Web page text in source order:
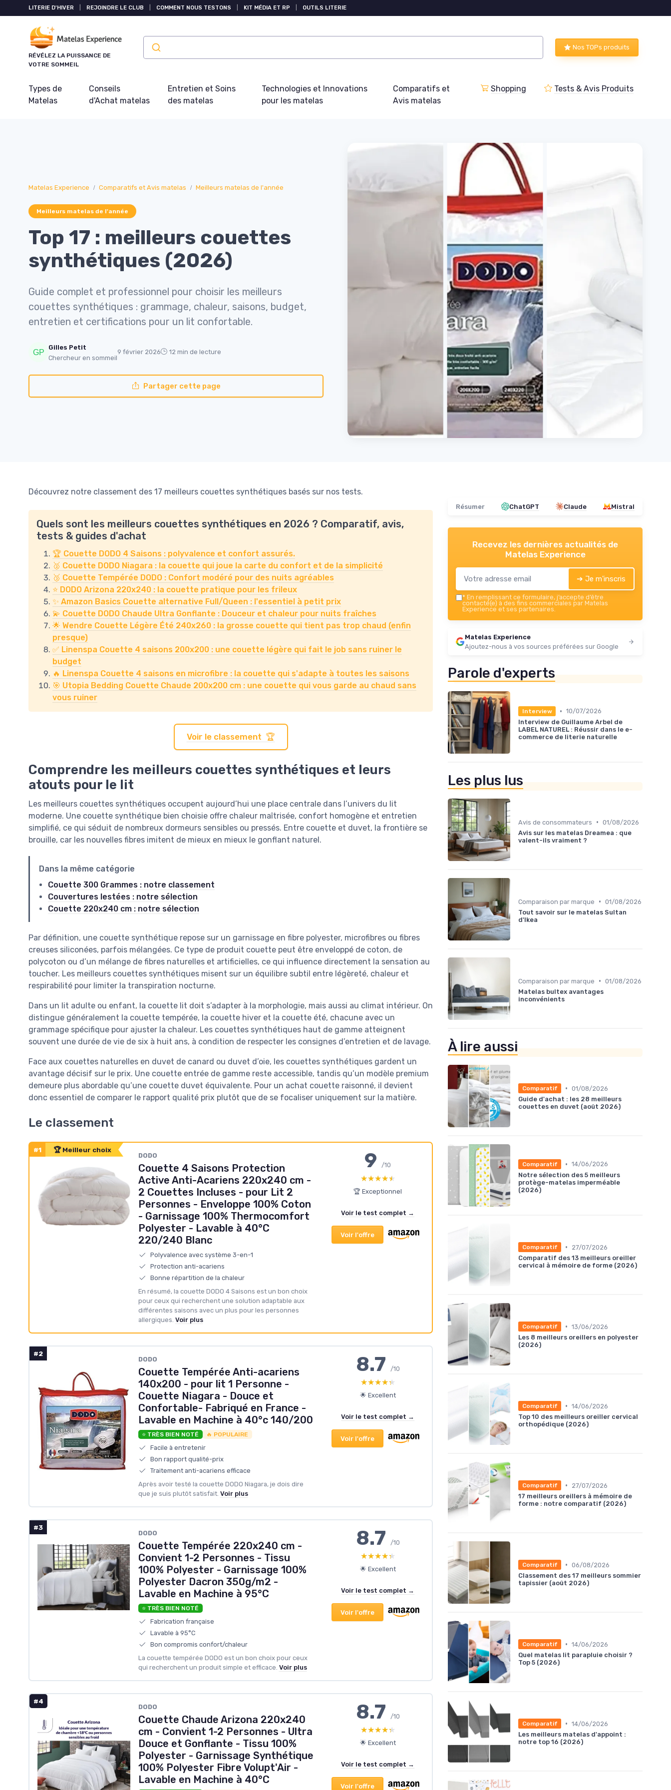
LITERIE D'HIVER REJOINDRE LE CLUB COMMENT NOUS TESTONS KIT MÉDIA ET RP OUTILS LITERIE
RÉVÉLEZ LA PUISSANCE DE
VOTRE SOMMEIL
Nos TOPs produits
Types de
Matelas
Conseils
d'Achat matelas
Entretien et Soins
des matelas
Technologies et Innovations
pour les matelas
Comparatifs et
Avis matelas
Shopping Tests & Avis Produits
Matelas Experience Comparatifs et Avis matelas Meilleurs matelas de l'année
Meilleurs matelas de l'année
Top 17 : meilleurs couettes
synthétiques (2026)
Guide complet et professionnel pour choisir les meilleurs
couettes synthétiques : grammage, chaleur, saisons, budget,
entretien et certifications pour un lit confortable.
Gilles Petit
Chercheur en sommeil
9 février 2026 12 min de lecture
Partager cette page
Découvrez notre classement des 17 meilleurs couettes synthétiques basés sur nos tests.
Quels sont les meilleurs couettes synthétiques en 2026 ? Comparatif, avis,
tests & guides d'achat
🏆 Couette DODO 4 Saisons : polyvalence et confort assurés.
🥈 Couette DODO Niagara : la couette qui joue la carte du confort et de la simplicité
🥉 Couette Tempérée DODO : Confort modéré pour des nuits agréables
⭐ DODO Arizona 220x240 : la couette pratique pour les frileux
✨ Amazon Basics Couette alternative Full/Queen : l'essentiel à petit prix
💫 Couette DODO Chaude Ultra Gonflante : Douceur et chaleur pour nuits fraîches
🌟 Wendre Couette Légère Été 240x260 : la grosse couette qui tient pas trop chaud (enfin
presque)
✅ Linenspa Couette 4 saisons 200x200 : une couette légère qui fait le job sans ruiner le
budget
🔥 Linenspa Couette 4 saisons en microfibre : la couette qui s'adapte à toutes les saisons
🎯 Utopia Bedding Couette Chaude 200x200 cm : une couette qui vous garde au chaud sans
vous ruiner
Voir le classement 🏆
Comprendre les meilleurs couettes synthétiques et leurs
atouts pour le lit
Les meilleurs couettes synthétiques occupent aujourd’hui une place centrale dans l’univers du lit
moderne. Une couette synthétique bien choisie offre chaleur maîtrisée, confort homogène et entretien
simplifié, ce qui séduit de nombreux dormeurs sensibles ou pressés. Entre couette et duvet, la frontière se
brouille, car les nouvelles fibres imitent de mieux en mieux le gonflant naturel.
Dans la même catégorie
Couette 300 Grammes : notre classement
Couvertures lestées : notre sélection
Couette 220x240 cm : notre sélection
Par définition, une couette synthétique repose sur un garnissage en fibre polyester, microfibres ou fibres
creuses siliconées, parfois mélangées. Ce type de produit couette peut être enveloppé de coton, de
polycoton ou d’un mélange de fibres naturelles et artificielles, ce qui influence directement la sensation au
toucher. Les meilleurs couettes synthétiques misent sur un équilibre subtil entre légèreté, chaleur et
respirabilité pour limiter la transpiration nocturne.
Dans un lit adulte ou enfant, la couette lit doit s’adapter à la morphologie, mais aussi au climat intérieur. On
distingue généralement la couette tempérée, la couette hiver et la couette été, chacune avec un
grammage spécifique pour ajuster la chaleur. Les couettes synthétiques haut de gamme atteignent
souvent une durée de vie de six à huit ans, à condition de respecter les consignes d’entretien et de lavage.
Face aux couettes naturelles en duvet de canard ou duvet d’oie, les couettes synthétiques gardent un
avantage décisif sur le prix. Une couette entrée de gamme reste accessible, tandis qu’un modèle premium
demeure plus abordable qu’une couette duvet équivalente. Pour un achat couette raisonné, il devient
donc essentiel de comparer le rapport qualité prix plutôt que de se focaliser uniquement sur la matière.
Le classement
#1 🏆 Meilleur choix
‎DODO
Couette 4 Saisons Protection
Active Anti-Acariens 220x240 cm -
2 Couettes Incluses - pour Lit 2
Personnes - Enveloppe 100% Coton
- Garnissage 100% Thermocomfort
Polyester - Lavable à 40°C
220/240 Blanc
Polyvalence avec système 3-en-1
Protection anti-acariens
Bonne répartition de la chaleur
En résumé, la couette DODO 4 Saisons est un bon choix
pour ceux qui recherchent une solution adaptable aux
différentes saisons avec un plus pour les personnes
allergiques. Voir plus
9/10
★★★★★
★★★★★
🏆 Exceptionnel
Voir le test complet →
Voir l'offre
#2
DODO
Couette Tempérée Anti-acariens
140x200 - pour lit 1 Personne -
Couette Niagara - Douce et
Confortable- Fabriqué en France -
Lavable en Machine à 40°c 140/200
⭐ TRÈS BIEN NOTÉ 🔥 POPULAIRE
Facile à entretenir
Bon rapport qualité-prix
Traitement anti-acariens efficace
Après avoir testé la couette DODO Niagara, je dois dire
que je suis plutôt satisfait. Voir plus
8.7 /10
★★★★★
★★★★★
🌟 Excellent
Voir le test complet →
Voir l'offre
#3
‎DODO
Couette Tempérée 220x240 cm -
Convient 1-2 Personnes - Tissu
100% Polyester - Garnissage 100%
Polyester Dacron 350g/m2 -
Lavable en Machine à 95°C
⭐ TRÈS BIEN NOTÉ
Fabrication française
Lavable à 95°C
Bon compromis confort/chaleur
La couette tempérée DODO est un bon choix pour ceux
qui recherchent un produit simple et efficace. Voir plus
8.7 /10
★★★★★
★★★★★
🌟 Excellent
Voir le test complet →
Voir l'offre
#4
DODO
Couette Chaude Arizona 220x240
cm - Convient 1-2 Personnes - Ultra
Douce et Gonflante - Tissu 100%
Polyester - Garnissage Synthétique
100% Polyester Fibre Volupt'Air -
Lavable en Machine à 40°C
8.7 /10
★★★★★
★★★★★
🌟 Excellent
Voir le test complet →
Voir l'offre
Résumer ChatGPT Claude Mistral
Recevez les dernières actualités de
Matelas Experience
➔ Je m'inscris
* En remplissant ce formulaire, j’accepte d’être
contacté(e) à des fins commerciales par Matelas
Experience et ses partenaires.
Matelas Experience
Ajoutez-nous à vos sources préférées sur Google
Parole d'experts
Interview • 10/07/2026
Interview de Guillaume Arbel de
LABEL NATUREL : Réussir dans le e-
commerce de literie naturelle
Les plus lus
Avis de consommateurs • 01/08/2026
Avis sur les matelas Dreamea : que
valent-ils vraiment ?
Comparaison par marque • 01/08/2026
Tout savoir sur le matelas Sultan
d'Ikea
Comparaison par marque • 01/08/2026
Matelas bultex avantages
inconvénients
À lire aussi
Comparatif • 01/08/2026
Guide d'achat : les 28 meilleurs
couettes en duvet (août 2026)
Comparatif • 14/06/2026
Notre sélection des 5 meilleurs
protège-matelas imperméable
(2026)
Comparatif •
27/07/2026
Comparatif des 13 meilleurs oreiller
cervical à mémoire de forme (2026)
Comparatif • 13/06/2026
Les 8 meilleurs oreillers en polyester
(2026)
Comparatif • 14/06/2026
Top 10 des meilleurs oreiller cervical
orthopédique (2026)
Comparatif •
27/07/2026
17 meilleurs oreillers à mémoire de
forme : notre comparatif (2026)
Comparatif • 06/08/2026
Classement des 17 meilleurs sommier
tapissier (août 2026)
Comparatif • 14/06/2026
Quel matelas lit parapluie choisir ?
Top 5 (2026)
Comparatif • 14/06/2026
Les meilleurs matelas d'appoint :
notre top 16 (2026)
Panneau de gestion des cookies